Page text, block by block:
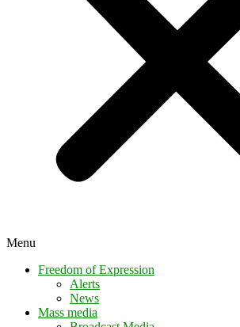
Menu
Freedom of Expression
Alerts
News
Mass media